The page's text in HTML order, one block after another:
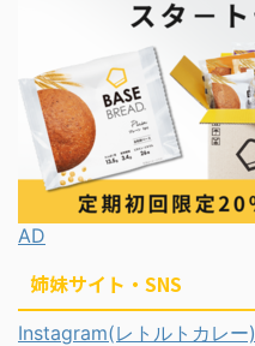
AD
姉妹サイト・SNS
Instagram(レトルトカレー)